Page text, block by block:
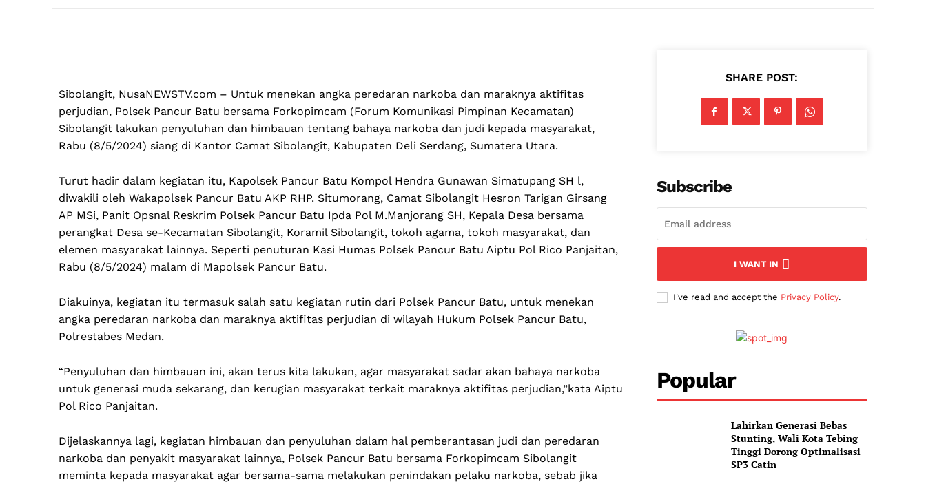
Sibolangit, NusaNEWSTV.com – Untuk menekan angka peredaran narkoba dan maraknya aktifitas
perjudian, Polsek Pancur Batu bersama Forkopimcam (Forum Komunikasi Pimpinan Kecamatan)
Sibolangit lakukan penyuluhan dan himbauan tentang bahaya narkoba dan judi kepada masyarakat,
Rabu (8/5/2024) siang di Kantor Camat Sibolangit, Kabupaten Deli Serdang, Sumatera Utara.
Turut hadir dalam kegiatan itu, Kapolsek Pancur Batu Kompol Hendra Gunawan Simatupang SH l,
diwakili oleh Wakapolsek Pancur Batu AKP RHP. Situmorang, Camat Sibolangit Hesron Tarigan Girsang
AP MSi, Panit Opsnal Reskrim Polsek Pancur Batu Ipda Pol M.Manjorang SH, Kepala Desa bersama
perangkat Desa se-Kecamatan Sibolangit, Koramil Sibolangit, tokoh agama, tokoh masyarakat, dan
elemen masyarakat lainnya. Seperti penuturan Kasi Humas Polsek Pancur Batu Aiptu Pol Rico Panjaitan,
Rabu (8/5/2024) malam di Mapolsek Pancur Batu.
Diakuinya, kegiatan itu termasuk salah satu kegiatan rutin dari Polsek Pancur Batu, untuk menekan
angka peredaran narkoba dan maraknya aktifitas perjudian di wilayah Hukum Polsek Pancur Batu,
Polrestabes Medan.
“Penyuluhan dan himbauan ini, akan terus kita lakukan, agar masyarakat sadar akan bahaya narkoba
untuk generasi muda sekarang, dan kerugian masyarakat terkait maraknya aktifitas perjudian,”kata Aiptu
Pol Rico Panjaitan.
Dijelaskannya lagi, kegiatan himbauan dan penyuluhan dalam hal pemberantasan judi dan peredaran
narkoba dan penyakit masyarakat lainnya, Polsek Pancur Batu bersama Forkopimcam Sibolangit
meminta kepada masyarakat agar bersama-sama melakukan penindakan pelaku narkoba, sebab jika
SHARE POST:
Subscribe
I WANT IN
I've read and accept the Privacy Policy.
Popular
Lahirkan Generasi Bebas
Stunting, Wali Kota Tebing
Tinggi Dorong Optimalisasi
SP3 Catin